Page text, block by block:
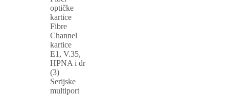
optičke
kartice
Fibre
Channel
kartice
E1, V.35,
HPNA i dr
(3)
Serijske
multiport